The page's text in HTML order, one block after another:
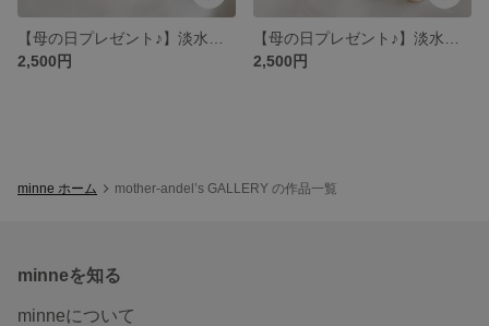
2,500円
2,500円
minne ホーム mother-andel’s GALLERY の作品一覧
minneを知る
minneについて